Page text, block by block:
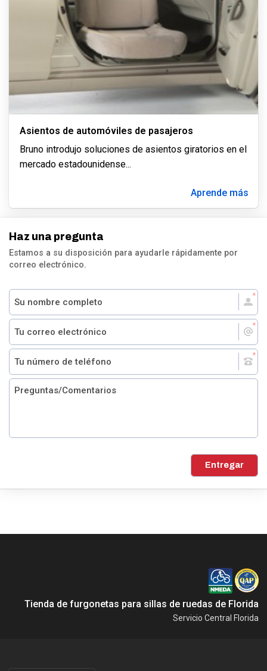
Asientos de automóviles de pasajeros
Bruno introdujo soluciones de asientos giratorios en el
mercado estadounidense...
Aprende más
Haz una pregunta
Estamos a su disposición para ayudarle rápidamente por
correo electrónico.
Entregar
Tienda de furgonetas para sillas de ruedas de Florida
Servicio Central Florida